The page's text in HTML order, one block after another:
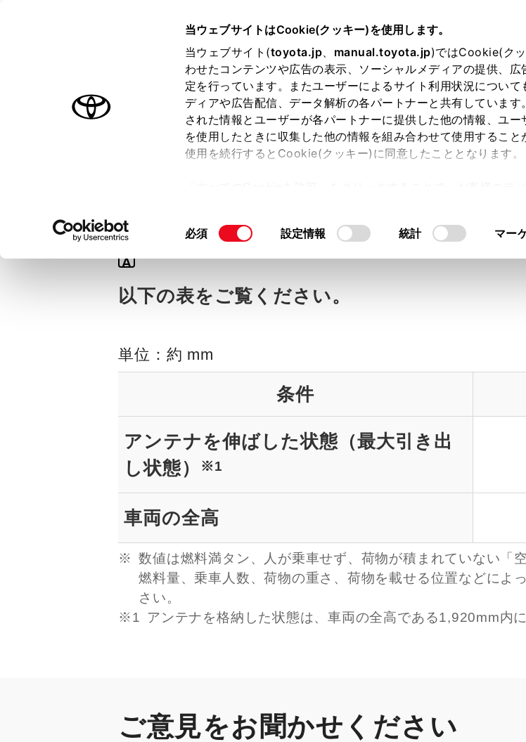
当ウェブサイトはCookie(クッキー)を使用します。
当ウェブサイト(toyota.jp、 manual.toyota.jp)ではCookie(ク
わせたコンテンツや広告の表示、ソーシャルメディアの提供、広
定を行っています。またユーザーによるサイト利用状況につい
ディアや広告配信、データ解析の各パートナーと共有していま
された情報とユーザーが各パートナーに提供した他の情報、ユ
を使用したときに収集した他の情報を組み合わせて使用するこ
使用を続行するとCookie(クッキー)に同意したこととなります。
て」をご覧ください。
同
選
択
必須 設定情報 統計 マー
オーナーサポート トピックス
A
以下の表をご覧ください。
単位：約 mm
条件
アンテナを伸ばした状態（最大引き出
し状態）
※1
車両の全高
数値は燃料満タン、人が乗車せず、荷物が積まれていない「
燃料量、乗車人数、荷物の重さ、荷物を載せる位置などによ
さい。
※1
アンテナを格納した状態は、車両の全高である1,920mm内に
ご意見をお聞かせください